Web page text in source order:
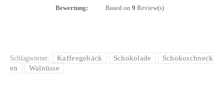
Bewer­tung: Based on9 Review(s)
Schlagwörter: Kaffeegebäck Schokolade
Schokoschneck
en
Walnüsse